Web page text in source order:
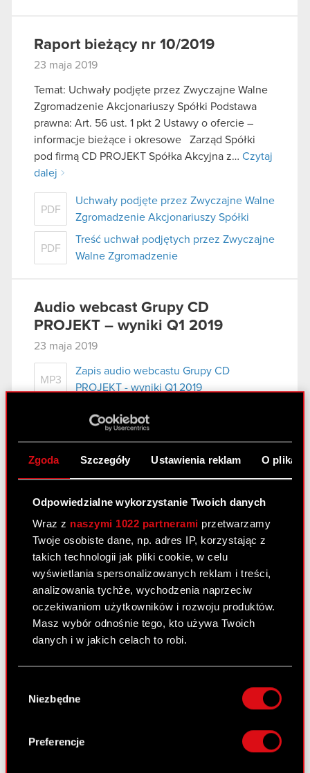
Zgoda Szczegóły Ustawienia reklam O
Odpowiedzialne wykorzystanie Twoich danych
Wraz z naszymi 1022 partnerami przetwarzamy
Twoje osobiste dane, np. adres IP, korzystając z
takich technologii jak pliki cookie, w celu
wyświetlania spersonalizowanych reklam i treści,
analizowania tychże, wychodzenia naprzeciw
oczekiwaniom użytkowników i rozwoju produktów.
Masz wybór odnośnie tego, kto używa Twoich
danych i w jakich celach to robi.
lokalizacji geograficznej z dokładnością nawet
Identyfikować Twoje urządzenie, aktywnie
analizując charakteryzującego je zbiory
zgody
Niezbędne
Preferencje
Raport bieżący nr 10/2019
23 maja 2019
Temat: Uchwały podjęte przez Zwyczajne Walne
Zgromadzenie Akcjonariuszy Spółki Podstawa
prawna: Art. 56 ust. 1 pkt 2 Ustawy o ofercie –
informacje bieżące i okresowe Zarząd Spółki
pod firmą CD PROJEKT Spółka Akcyjna z… Czytaj
dalej
PDF
Uchwały podjęte przez Zwyczajne Walne
Zgromadzenie Akcjonariuszy Spółki
PDF
Treść uchwał podjętych przez Zwyczajne
Walne Zgromadzenie
Audio webcast Grupy CD
PROJEKT – wyniki Q1 2019
23 maja 2019
MP3
Zapis audio webcastu Grupy CD
PROJEKT - wyniki Q1 2019
Zwyczajne Walne Zgromadzenie
Akcjonariuszy – 23 maja 2019 r.
25 kwietnia 2019
PDF Ogłoszenie o zwołaniu ZWZA
PDF
Projekty uchwał Zwyczajnego Walnego
Zgromadzenia CD PROJEKT S.A.
zwołanego na 23 maja 2019
PDF
Dokumentacja przedkładana do
rozpatrzenia Zwyczajnemu Walnemu
Zgromadzeniu CD PROJEKT S.A.
wykonywania prawa głosu przez
Raport bieżący nr 9/2019